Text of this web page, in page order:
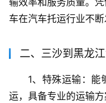
车在汽车托运行业不
二、三沙到黑龙
1、特殊运输：能
运，具备专业的运输方